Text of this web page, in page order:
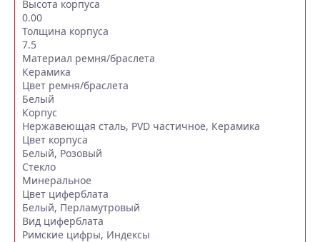
Высота корпуса
0.00
Толщина корпуса
7.5
Материал ремня/браслета
Керамика
Цвет ремня/браслета
Белый
Корпус
Нержавеющая сталь, PVD частичное, Керамика
Цвет корпуса
Белый, Розовый
Стекло
Минеральное
Цвет циферблата
Белый, Перламутровый
Вид циферблата
Римские цифры, Индексы